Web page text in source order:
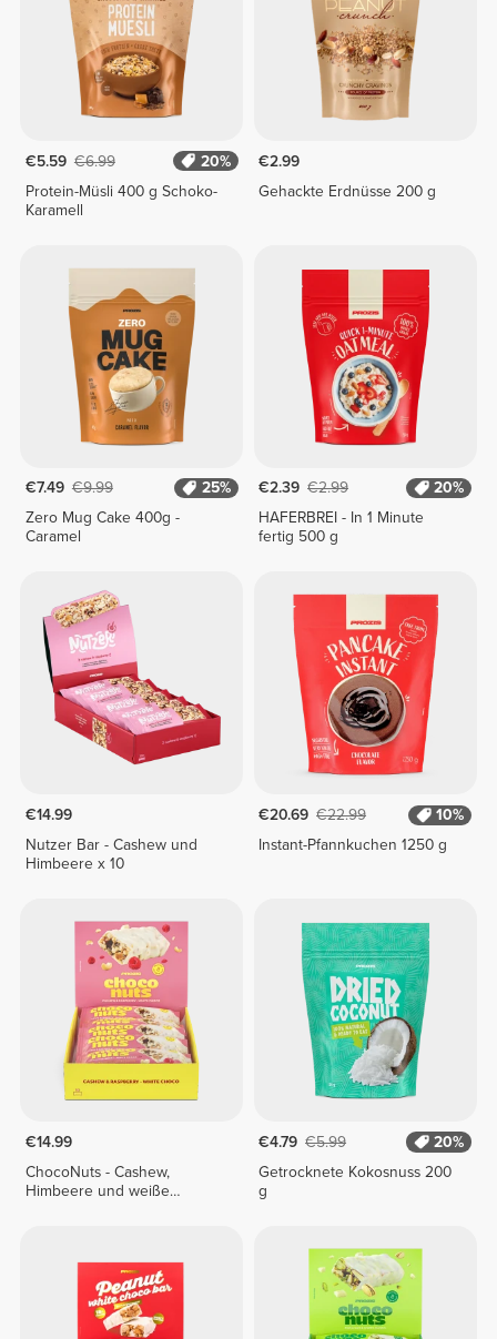
€5.59 €6.99
20%
Protein-Müsli 400 g Schoko-
Karamell
€2.99
Gehackte Erdnüsse 200 g
€7.49 €9.99
25%
Zero Mug Cake 400g -
Caramel
€2.39 €2.99
20%
HAFERBREI - In 1 Minute
fertig 500 g
€14.99
Nutzer Bar - Cashew und
Himbeere x 10
€20.69 €22.99
10%
Instant-Pfannkuchen 1250 g
€14.99
ChocoNuts - Cashew,
Himbeere und weiße
€4.79 €5.99
20%
Getrocknete Kokosnuss 200
g